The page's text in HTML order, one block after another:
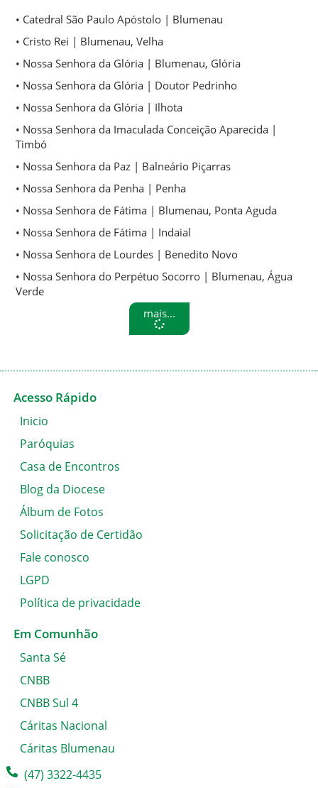
• Catedral São Paulo Apóstolo | Blumenau
• Cristo Rei | Blumenau, Velha
• Nossa Senhora da Glória | Blumenau, Glória
• Nossa Senhora da Glória | Doutor Pedrinho
• Nossa Senhora da Glória | Ilhota
• Nossa Senhora da Imaculada Conceição Aparecida |
Timbó
• Nossa Senhora da Paz | Balneário Piçarras
• Nossa Senhora da Penha | Penha
• Nossa Senhora de Fátima | Blumenau, Ponta Aguda
• Nossa Senhora de Fátima | Indaial
• Nossa Senhora de Lourdes | Benedito Novo
• Nossa Senhora do Perpétuo Socorro | Blumenau, Água
Verde
mais...
Acesso Rápido
Inicio
Paróquias
Casa de Encontros
Blog da Diocese
Álbum de Fotos
Solicitação de Certidão
Fale conosco
LGPD
Política de privacidade
Em Comunhão
Santa Sé
CNBB
CNBB Sul 4
Cáritas Nacional
Cáritas Blumenau
(47) 3322-4435